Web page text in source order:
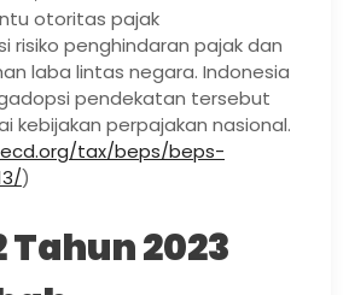
otoritas pajak
risiko penghindaran pajak dan
laba lintas negara. Indonesia
pendekatan tersebut
kebijakan perpajakan nasional.
tax/beps/beps-
)
Tahun 2023